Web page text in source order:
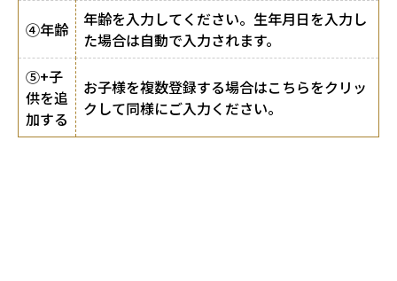
④年齢
年齢を入力してください。生年月日を入力し
た場合は自動で入力されます。
⑤+子
供を追
加する
お子様を複数登録する場合はこちらをクリッ
クして同様にご入力ください。